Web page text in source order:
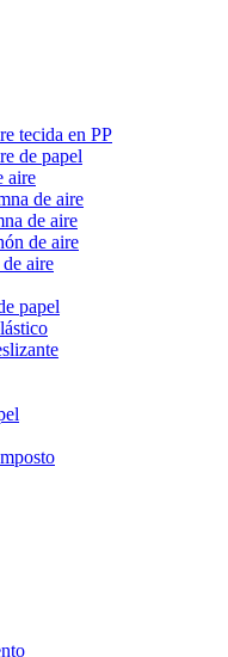
tecida en PP
de papel
aire
de aire
de aire
de aire
aire
papel